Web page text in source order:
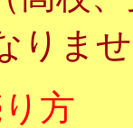
りま
方